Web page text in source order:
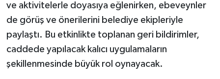
ve aktivitelerle doyasıya eğlenirken, ebeveynler
de görüş ve önerilerini belediye ekipleriyle
paylaştı. Bu etkinlikte toplanan geri bildirimler,
caddede yapılacak kalıcı uygulamaların
şekillenmesinde büyük rol oynayacak.